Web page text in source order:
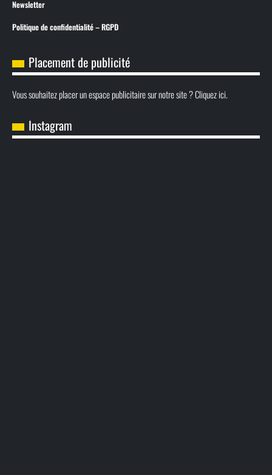
Newsletter
Politique de confidentialité – RGPD
Placement de publicité
Vous souhaitez placer un espace publicitaire sur notre site ? Cliquez ici.
Instagram